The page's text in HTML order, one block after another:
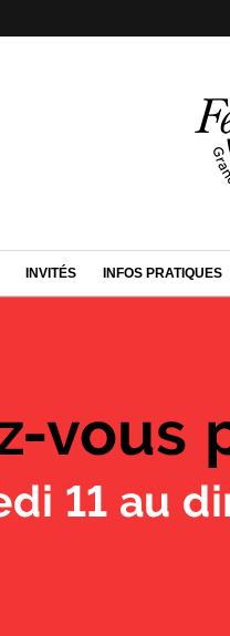
INVITÉS INFOS PRATIQUES